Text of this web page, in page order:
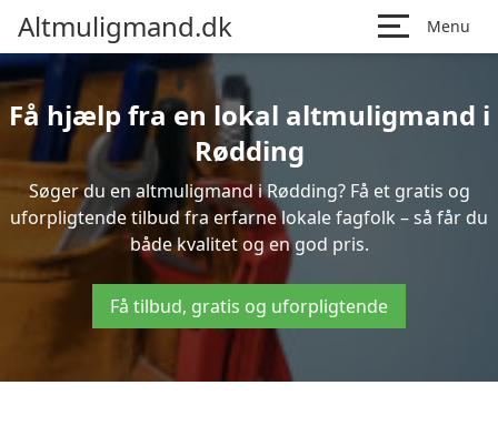
Altmuligmand.dk Menu
Få hjælp fra en lokal altmuligmand i
Rødding
Søger du en altmuligmand i Rødding? Få et gratis og
uforpligtende tilbud fra erfarne lokale fagfolk – så får du
både kvalitet og en god pris.
Få tilbud, gratis og uforpligtende